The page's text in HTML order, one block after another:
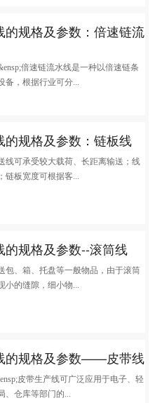
的规格及参数：倍速链流
倍速链流水线是一种以倍速链条
备，根据行业可分...
的规格及参数：链板线
线可承受较大载荷、长距离输送；线
链板宽度可根据客...
的规格及参数--滚筒线
包、箱、托盘等一般物品，由于滚筒
小的缝隙，细小物...
的规格及参数——皮带线
皮带生产线可广泛应用于电子、轻
、仓库等部门的...